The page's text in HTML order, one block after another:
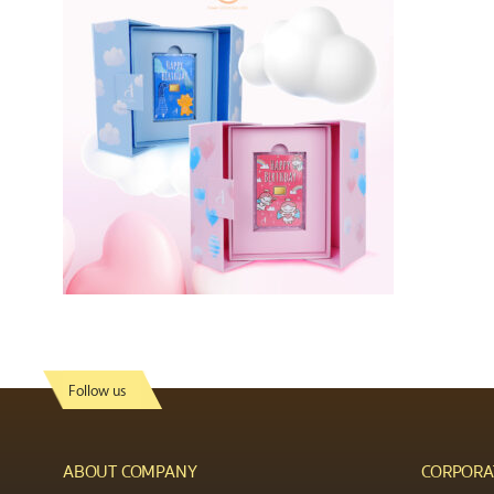
Follow us
ABOUT COMPANY